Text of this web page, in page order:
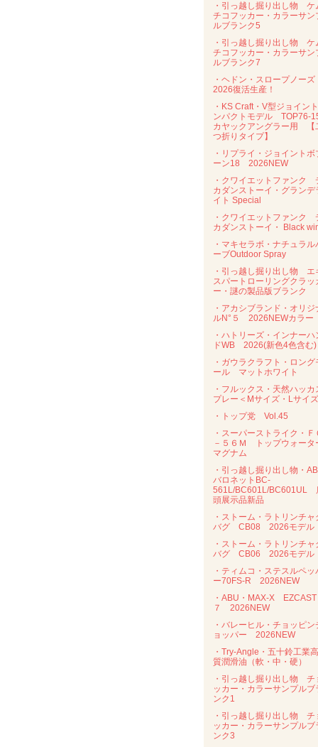
・引っ越し掘り出し物 ケ
チコフッカー・カラーサン
ルブランク5
・引っ越し掘り出し物 ケ
チコフッカー・カラーサン
ルブランク7
・ヘドン・スロープノーズ
2026復活生産！
・KS Craft・V型ジョイン
ンパクトモデル TOP76-
カヤックアングラー用 【
つ折りタイプ】
・リプライ・ジョイントボ
ーン18 2026NEW
・クワイエットファンク
カダンストーイ・グランデ
イト Special
・クワイエットファンク
カダンストーイ・ Black
・マキセラボ・ナチュラル
ーブOutdoor Spray
・引っ越し掘り出し物 エ
スパートローリングクラッ
ー・謎の製品版ブランク
・アカシブランド・オリジ
ルN°５ 2026NEWカラー
・ハトリーズ・インナーハ
ドWB 2026(新色4色含む)
・ガウラクラフト・ロング
ール マットホワイト
・フルックス・天然ハッカ
プレー＜Mサイズ・Lサイ
・トップ党 Vol.45
・スーパーストライク・Ｆ
－５６Ｍ トップウォータ
マグナム
・引っ越し掘り出し物・
バロネットBC-
561L/BC601L/BC601UL
頭展示品新品
・ストーム・ラトリンチャ
バグ CB08 2026モデル
・ストーム・ラトリンチャ
バグ CB06 2026モデル
・ティムコ・ステスルペッ
ー70FS-R 2026NEW
・ABU・MAX-X EZCAST
７ 2026NEW
・バレーヒル・チョッピン
ョッパー 2026NEW
・Try-Angle・五十鈴工業
質潤滑油（軟・中・硬）
・引っ越し掘り出し物 チ
ッカー・カラーサンプルブ
ンク1
・引っ越し掘り出し物 チ
ッカー・カラーサンプルブ
ンク3